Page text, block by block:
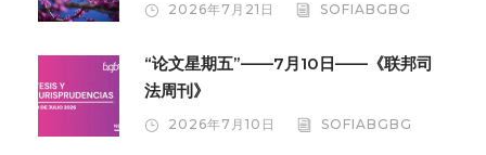
2026年7月21日 SOFIABGBG
“论文星期五”——7月10日——《联邦司
法周刊》
2026年7月10日 SOFIABGBG